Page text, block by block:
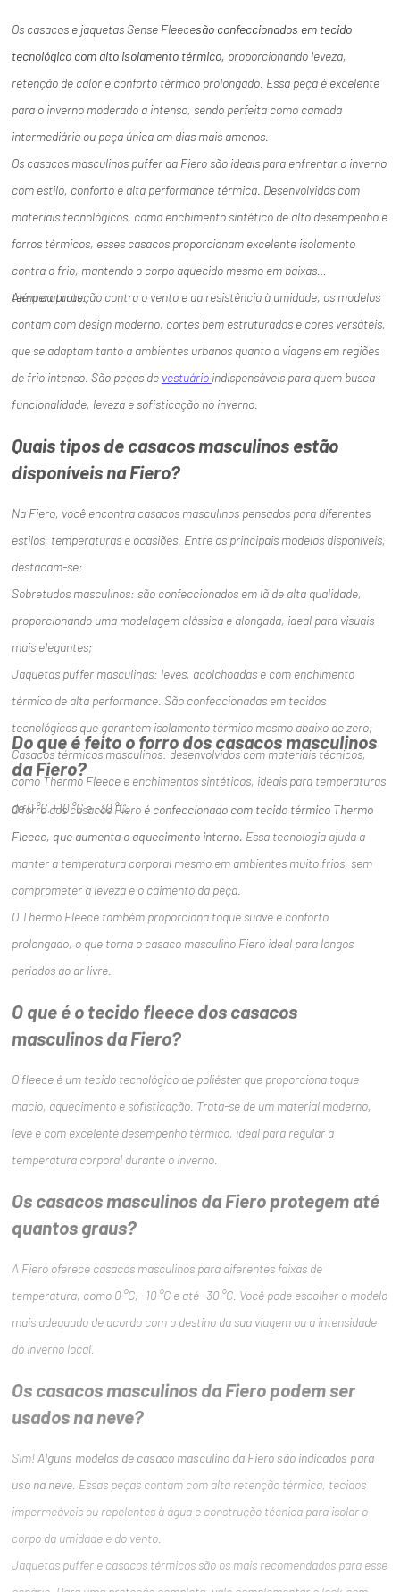
Os casacos e jaquetas Sense Fleecesão confeccionados em tecido
tecnológico com alto isolamento térmico, proporcionando leveza,
retenção de calor e conforto térmico prolongado. Essa peça é excelente
para o inverno moderado a intenso, sendo perfeita como camada
intermediária ou peça única em dias mais amenos.
Os casacos masculinos puffer da Fiero são ideais para enfrentar o inverno
com estilo, conforto e alta performance térmica. Desenvolvidos com
materiais tecnológicos, como enchimento sintético de alto desempenho e
forros térmicos, esses casacos proporcionam excelente isolamento
contra o frio, mantendo o corpo aquecido mesmo em baixas
temperaturas.
Além da proteção contra o vento e da resistência à umidade, os modelos
contam com design moderno, cortes bem estruturados e cores versáteis,
que se adaptam tanto a ambientes urbanos quanto a viagens em regiões
de frio intenso. São peças de vestuário indispensáveis para quem busca
funcionalidade, leveza e sofisticação no inverno.
Quais tipos de casacos masculinos estão
disponíveis na Fiero?
Na Fiero, você encontra casacos masculinos pensados para diferentes
estilos, temperaturas e ocasiões. Entre os principais modelos disponíveis,
destacam-se:
Sobretudos masculinos: são confeccionados em lã de alta qualidade,
proporcionando uma modelagem clássica e alongada, ideal para visuais
mais elegantes;
Jaquetas puffer masculinas: leves, acolchoadas e com enchimento
térmico de alta performance. São confeccionadas em tecidos
tecnológicos que garantem isolamento térmico mesmo abaixo de zero;
Casacos térmicos masculinos: desenvolvidos com materiais técnicos,
como Thermo Fleece e enchimentos sintéticos, ideais para temperaturas
de 0 °C, -10 °C e -30 °C.
Do que é feito o forro dos casacos masculinos
da Fiero?
O forro dos casacos Fiero é confeccionado com tecido térmico Thermo
Fleece, que aumenta o aquecimento interno. Essa tecnologia ajuda a
manter a temperatura corporal mesmo em ambientes muito frios, sem
comprometer a leveza e o caimento da peça.
O Thermo Fleece também proporciona toque suave e conforto
prolongado, o que torna o casaco masculino Fiero ideal para longos
períodos ao ar livre.
O que é o tecido fleece dos casacos
masculinos da Fiero?
O fleece é um tecido tecnológico de poliéster que proporciona toque
macio, aquecimento e sofisticação. Trata-se de um material moderno,
leve e com excelente desempenho térmico, ideal para regular a
temperatura corporal durante o inverno.
Os casacos masculinos da Fiero protegem até
quantos graus?
A Fiero oferece casacos masculinos para diferentes faixas de
temperatura, como 0 °C, -10 °C e até -30 °C. Você pode escolher o modelo
mais adequado de acordo com o destino da sua viagem ou a intensidade
do inverno local.
Os casacos masculinos da Fiero podem ser
usados na neve?
Sim! Alguns modelos de casaco masculino da Fiero são indicados para
uso na neve. Essas peças contam com alta retenção térmica, tecidos
impermeáveis ou repelentes à água e construção técnica para isolar o
corpo da umidade e do vento.
Jaquetas puffer e casacos térmicos são os mais recomendados para esse